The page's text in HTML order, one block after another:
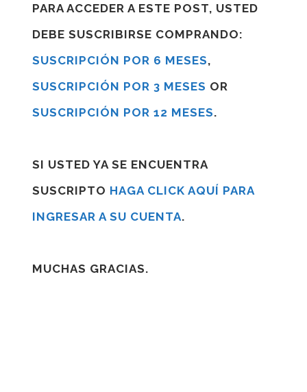
PARA ACCEDER A ESTE POST, USTED
DEBE SUSCRIBIRSE COMPRANDO:
SUSCRIPCIÓN POR 6 MESES,
SUSCRIPCIÓN POR 3 MESES OR
SUSCRIPCIÓN POR 12 MESES.
SI USTED YA SE ENCUENTRA
SUSCRIPTO HAGA CLICK AQUÍ PARA
INGRESAR A SU CUENTA.
MUCHAS GRACIAS.